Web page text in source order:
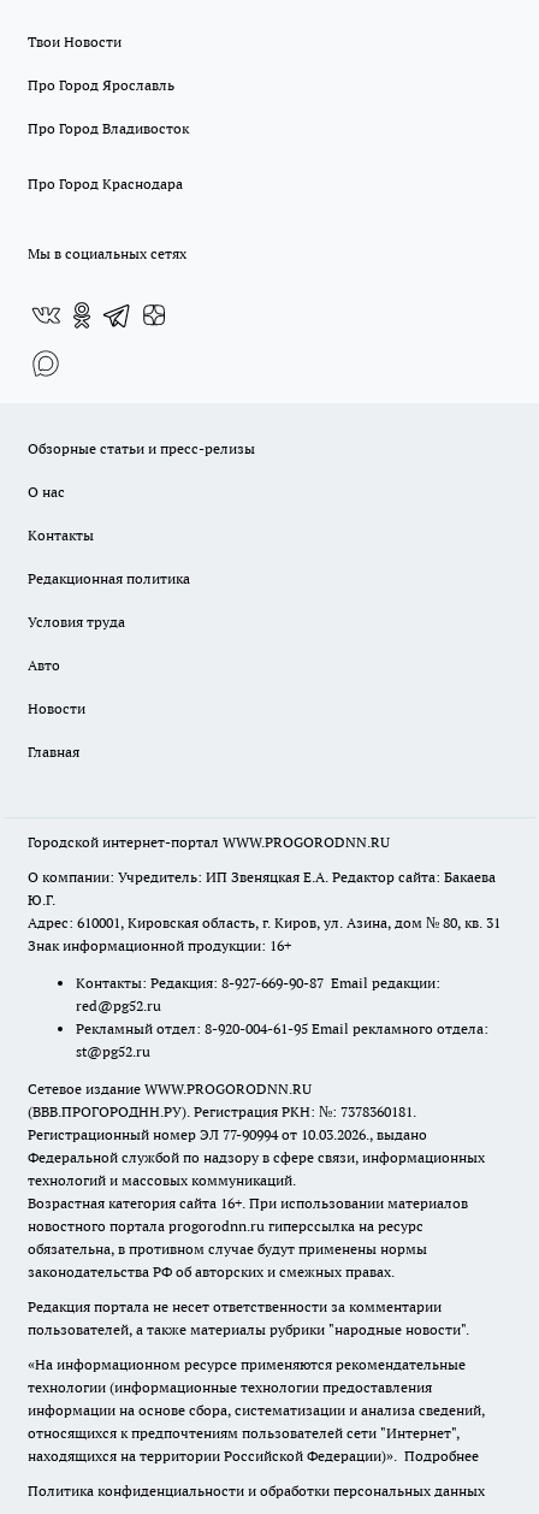
Твои Новости
Про Город Ярославль
Про Город Владивосток
Про Город Краснодара
Мы в социальных сетях
Обзорные статьи и пресс-релизы
О нас
Контакты
Редакционная политика
Условия труда
Авто
Новости
Главная
Городской интернет-портал WWW.PROGORODNN.RU
О компании: Учредитель: ИП Звеняцкая Е.А. Редактор сайта: Бакаева
Ю.Г.
Адрес: 610001, Кировская область, г. Киров, ул. Азина, дом № 80, кв. 31
Знак информационной продукции: 16+
Контакты: Редакция: 8-927-669-90-87 Email редакции:
red@pg52.ru
Рекламный отдел: 8-920-004-61-95 Email рекламного отдела:
st@pg52.ru
Сетевое издание WWW.PROGORODNN.RU
(ВВВ.ПРОГОРОДНН.РУ). Регистрация РКН: №: 7378360181.
Регистрационный номер ЭЛ 77-90994 от 10.03.2026., выдано
Федеральной службой по надзору в сфере связи, информационных
технологий и массовых коммуникаций.
Возрастная категория сайта 16+. При использовании материалов
новостного портала progorodnn.ru гиперссылка на ресурс
обязательна, в противном случае будут применены нормы
законодательства РФ об авторских и смежных правах.
Редакция портала не несет ответственности за комментарии
пользователей, а также материалы рубрики "народные новости".
«На информационном ресурсе применяются рекомендательные
технологии (информационные технологии предоставления
информации на основе сбора, систематизации и анализа сведений,
относящихся к предпочтениям пользователей сети "Интернет",
находящихся на территории Российской Федерации)». Подробнее
Политика конфиденциальности и обработки персональных данных